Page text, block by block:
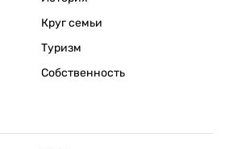
Круг семьи
Туризм
Собственность